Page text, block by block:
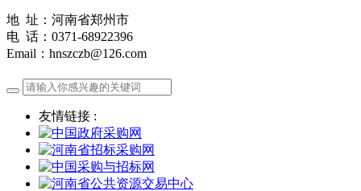
地 址：河南省郑州市
电 话：0371-68922396
Email：hnszczb@126.com
友情链接 :